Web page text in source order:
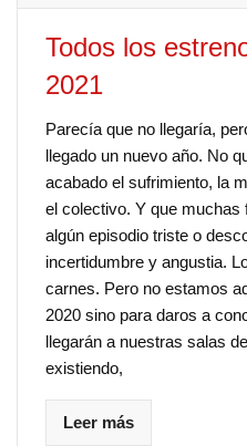
Todos los
2021
Parecía que no llegaría,
llegado un nuevo año. No
acabado el sufrimiento, la
el colectivo. Y que muchas
algún episodio triste o
incertidumbre y angustia.
carnes. Pero no estamos
2020 sino para daros a
llegarán a nuestras salas
existiendo,
Leer más